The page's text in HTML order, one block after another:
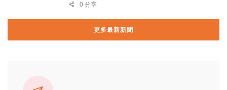
0 分享
更多最新新聞